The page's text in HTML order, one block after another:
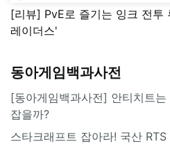
[리뷰] PvE로 즐기는 잉크 전투
레이더스'
동아게임백과사전
[동아게임백과사전] 안티치트
잡을까?
스타크래프트 잡아라! 국산